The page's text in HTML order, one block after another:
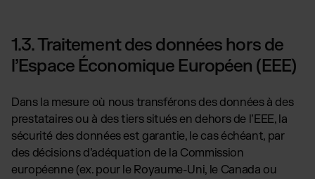
1.3. Traitement des données hors de
l’Espace Économique Européen (EEE)
Dans la mesure où nous transférons des données à des
prestataires ou à des tiers situés en dehors de l’EEE, la
sécurité des données est garantie, le cas échéant, par
des décisions d’adéquation de la Commission
européenne (ex. pour le Royaume-Uni, le Canada ou